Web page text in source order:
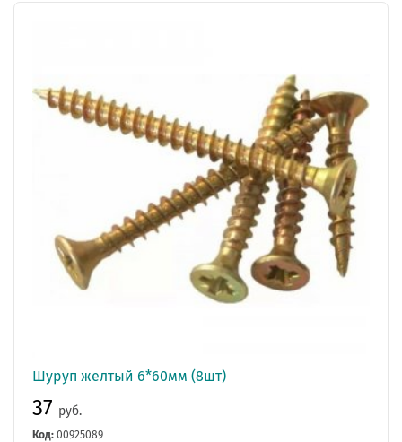
Шуруп желтый 6*60мм (8шт)
37 руб.
Код: 00925089